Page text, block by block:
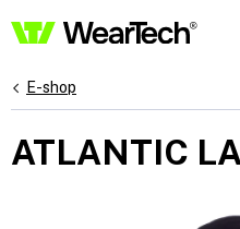
na
E-shop
ATLANTIC